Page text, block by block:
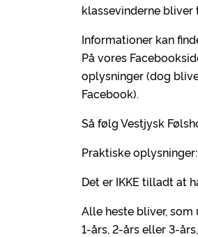
klassevinderne bliver
Informationer kan
På vores
oplysninger (dog
Facebook).
Så følg Vestjysk
Praktiske oplysninger:
Det er IKKE tilladt at
Alle heste bliver,
1-års, 2-års eller 3-